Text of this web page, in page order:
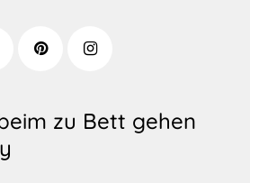
zu Bett gehen